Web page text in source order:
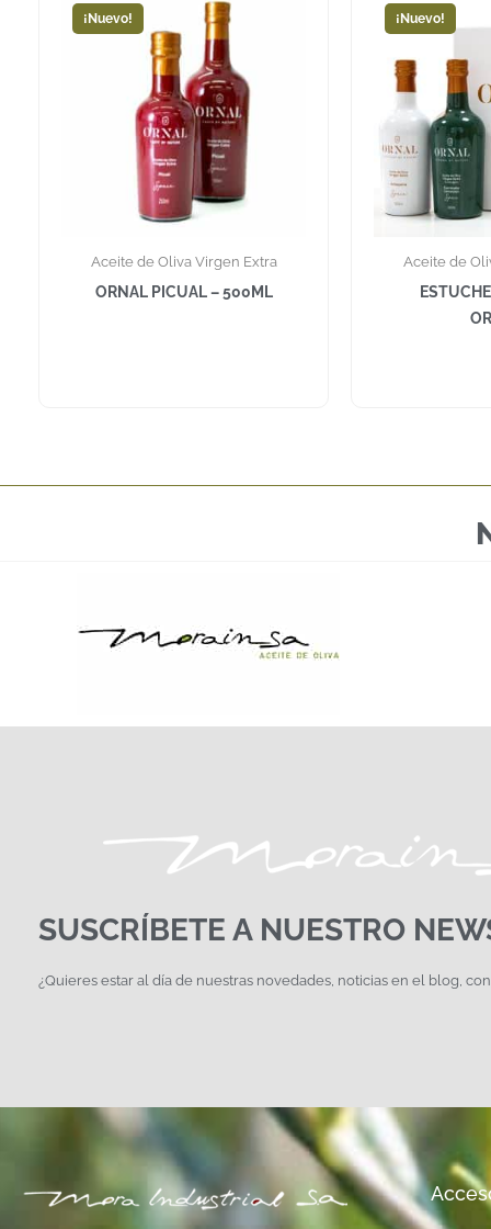
¡Nuevo!
Aceite de Oliva Virgen Extra
ORNAL PICUAL – 500ML
¡Nuevo!
Aceite de
SUSCRÍBETE A NUESTRO
¿Quieres estar al día de nuestras novedades, noticias en el blog,